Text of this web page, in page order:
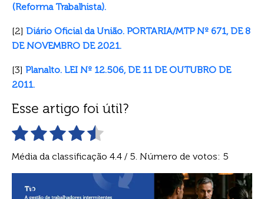
(Reforma Trabalhista).
[2] Diário Oficial da União. PORTARIA/MTP Nº 671, DE 8
DE NOVEMBRO DE 2021.
[3] Planalto. LEI Nº 12.506, DE 11 DE OUTUBRO DE
2011.
Esse artigo foi útil?
Média da classificação 4.4 / 5. Número de votos: 5